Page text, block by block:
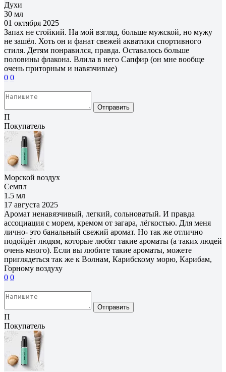
Духи
30 мл
01 октября 2025
Запах не стойкий. На мой взгляд, больше мужской, но мужу
не зашёл. Хоть он и фанат свежей акватики спортивного
стиля. Детям понравился, правда. Оставалось больше
половины флакона. Влила в него Сапфир (он мне вообще
очень приторным и навязчивые)
0 0
Отправить
П
Покупатель
Морской воздух
Семпл
1.5 мл
17 августа 2025
Аромат ненавязчивый, легкий, сольноватый. И правда
ассоциация с морем, кремом от загара, лёгкостью. Для меня
лично- это банальный свежий аромат. Но так же отлично
подойдёт людям, которые любят такие ароматы (а таких людей
очень много). Если вы любите такие ароматы, можете
приглядеться так же к Волнам, Карибскому морю, Карибам,
Горному воздуху
0 0
Отправить
П
Покупатель